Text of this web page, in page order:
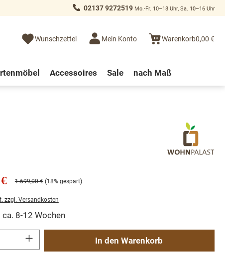
02137 9272519 Mo.-Fr. 10–18 Uhr, Sa. 10–16 Uhr
Wunschzettel Mein Konto Warenkorb0,00 €
Accessoires Sale nach Maß
1.699,00 € (18% gespart)
zzgl. Versandkosten
8-12 Wochen
Gib den gewünschten Wert ein oder benutze die Schaltflächen um die Anzahl zu
In den Warenkorb